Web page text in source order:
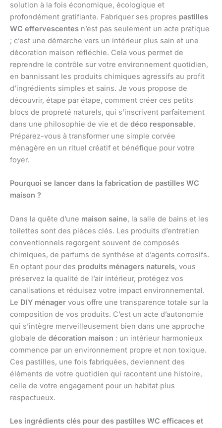
solution à la fois économique, écologique et
profondément gratifiante. Fabriquer ses propres pastilles
WC effervescentes n’est pas seulement un acte pratique
; c’est une démarche vers un intérieur plus sain et une
décoration maison réfléchie. Cela vous permet de
reprendre le contrôle sur votre environnement quotidien,
en bannissant les produits chimiques agressifs au profit
d’ingrédients simples et sains. Je vous propose de
découvrir, étape par étape, comment créer ces petits
blocs de propreté naturels, qui s’inscrivent parfaitement
dans une philosophie de vie et de déco responsable.
Préparez-vous à transformer une simple corvée
ménagère en un rituel créatif et bénéfique pour votre
foyer.
Pourquoi se lancer dans la fabrication de pastilles WC
maison ?
Dans la quête d’une maison saine, la salle de bains et les
toilettes sont des pièces clés. Les produits d’entretien
conventionnels regorgent souvent de composés
chimiques, de parfums de synthèse et d’agents corrosifs.
En optant pour des produits ménagers naturels, vous
préservez la qualité de l’air intérieur, protégez vos
canalisations et réduisez votre impact environnemental.
Le DIY ménager vous offre une transparence totale sur la
composition de vos produits. C’est un acte d’autonomie
qui s’intègre merveilleusement bien dans une approche
globale de décoration maison : un intérieur harmonieux
commence par un environnement propre et non toxique.
Ces pastilles, une fois fabriquées, deviennent des
éléments de votre quotidien qui racontent une histoire,
celle de votre engagement pour un habitat plus
respectueux.
Les ingrédients clés pour des pastilles WC efficaces et